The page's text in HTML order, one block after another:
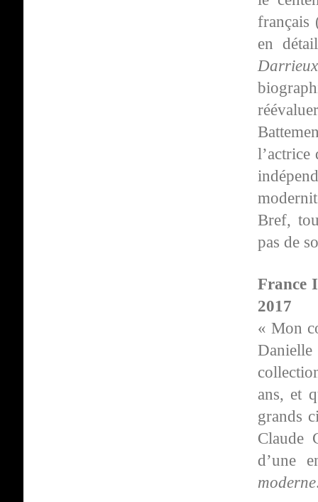
français
en
Bref,
pas de
France
2017
« Mon
ans, et
grands
Claude
d’une
moderne